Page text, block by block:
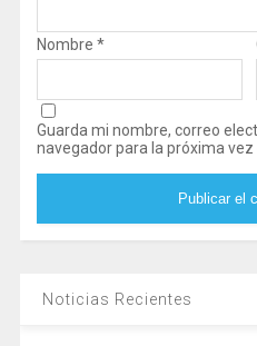
Nombre *
Guarda mi nombre, correo
navegador para la próxima vez
Noticias Recientes